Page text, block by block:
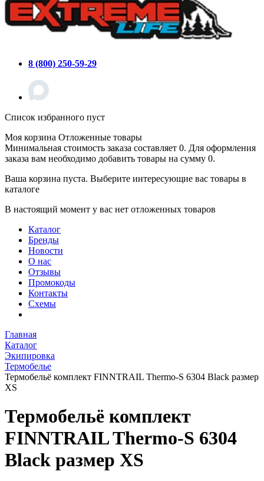
8 (800) 250-59-29
Список избранного пуст
Моя корзина Отложенные товары
Минимальная стоимость заказа составляет 0. Для оформления
заказа вам необходимо добавить товары на сумму 0.
Ваша корзина пуста. Выберите интересующие вас товары в
каталоге
В настоящий момент у вас нет отложенных товаров
Каталог
Бренды
Новости
О нас
Отзывы
Промокоды
Контакты
Схемы
Главная
Каталог
Экипировка
Термобелье
Термобельё комплект FINNTRAIL Thermo-S 6304 Black размер
XS
Термобельё комплект
FINNTRAIL Thermo-S 6304
Black размер XS